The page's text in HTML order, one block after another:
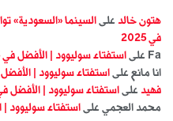
هتون خالد على السينما «السعودية»
في 2025
Fa على استفتاء سوليوود | الأفضل في 2025
انا مانع على استفتاء سوليوود | الأفضل في
فهيد على استفتاء سوليوود | الأفضل في
محمد العجمي على استفتاء سوليوود |